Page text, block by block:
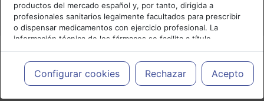
Cancelar
productos del mercado español y, por tanto, dirigida a
profesionales sanitarios legalmente facultados para prescribir
o dispensar medicamentos con ejercicio profesional. La
información técnica de los fármacos se facilita a título
meramente informativo, siendo responsabilidad de los
profesionales facultados prescribir medicamentos y decidir, en
cada caso concreto, el tratamiento más adecuado a las
necesidades del paciente.
Configurar cookies Rechazar Acepto